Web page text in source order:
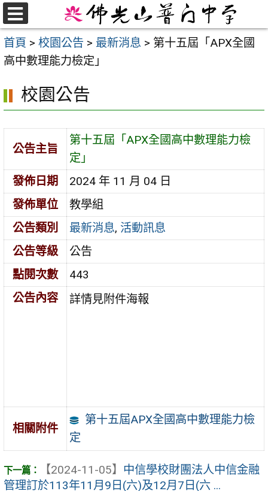
跳
至
主
要
首頁 > 校園公告 > 最新消息 > 第十五屆「APX全國
高中數理能力檢定」
校園公告
公告主旨
第十五屆「APX全國高中數理能力檢
定」
發佈日期
2024 年 11 月 04 日
發佈單位
教學組
公告類別
最新消息, 活動訊息
公告等級
公告
點閱次數
443
公告內容
詳情見附件海報
相關附件
第十五屆APX全國高中數理能力檢
定
【2024-11-05】 中信學校財團法人中信金融
管理訂於113年11月9日(六)及12月7日(六 ...
選
單